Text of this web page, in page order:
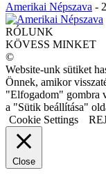
Amerikai Népszava -
RÓLUNK
KÖVESS MINKET
©
Website-unk sütiket
Önnek, amikor
"Elfogadom" gombra
a "Sütik beállítása"
Cookie Settings
Close